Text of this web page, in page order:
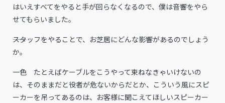
はいえすべてをやると手が回らなくなるので、僕は音響をやら
せてもらいました。
――スタッフをやることで、お芝居にどんな影響があるのでしょう
か。
一色 たとえばケーブルをこうやって束ねなきゃいけないの
は、そのままだと役者が危ないからだとか、こういう風にスピ
ーカーを吊ってあるのは、お客様に聞こえてほしいスピーカー